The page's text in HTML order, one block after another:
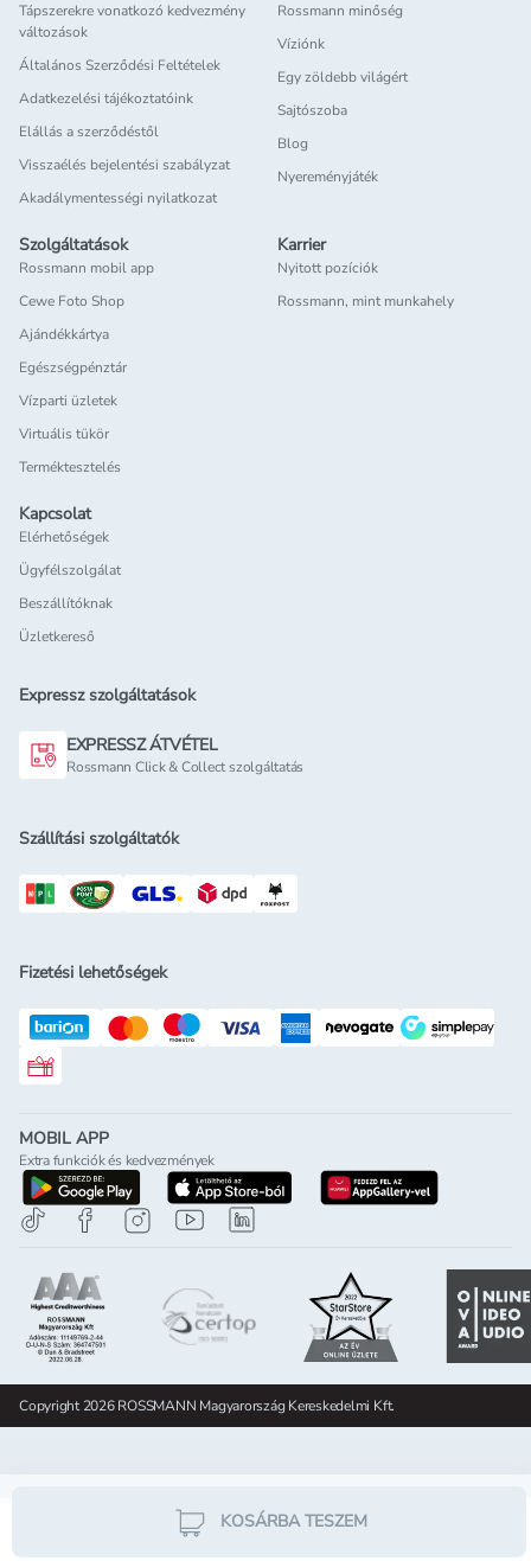
KOSÁRBA TESZEM
Tápszerekre vonatkozó kedvezmény
változások
Általános Szerződési Feltételek
Adatkezelési tájékoztatóink
Elállás a szerződéstől
Visszaélés bejelentési szabályzat
Akadálymentességi nyilatkozat
Rossmann minőség
Víziónk
Egy zöldebb világért
Sajtószoba
Blog
Nyereményjáték
Szolgáltatások
Rossmann mobil app
Cewe Foto Shop
Ajándékkártya
Egészségpénztár
Vízparti üzletek
Virtuális tükör
Terméktesztelés
Karrier
Nyitott pozíciók
Rossmann, mint munkahely
Kapcsolat
Elérhetőségek
Ügyfélszolgálat
Beszállítóknak
Üzletkereső
Expressz szolgáltatások
EXPRESSZ ÁTVÉTEL
Rossmann Click & Collect szolgáltatás
Szállítási szolgáltatók
Fizetési lehetőségek
Rossmann ajándékkártya
MOBIL APP
Extra funkciók és kedvezmények
letöltés a google-play-rölletöltés az app-store-ból
letöltés
Copyright 2026 ROSSMANN Magyarország Kereskedelmi Kft.